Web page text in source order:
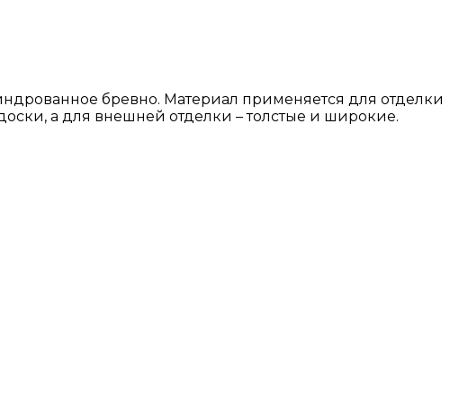
бревно. Материал применяется для отделки
а для внешней отделки – толстые и широкие.